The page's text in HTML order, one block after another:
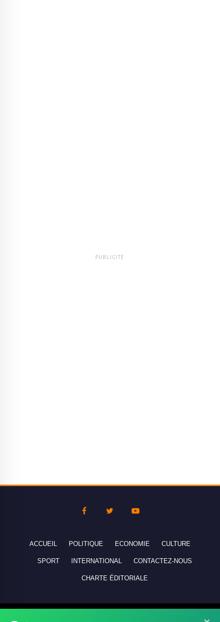
PUBLICITÉ
ACCUEIL POLITIQUE ECONOMIE CULTURE
SPORT INTERNATIONAL CONTACTEZ-NOUS
CHARTE ÉDITORIALE